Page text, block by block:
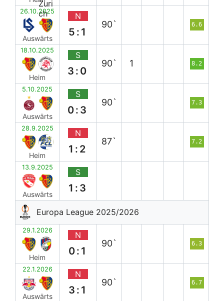
26.10.2025
Auswärts
N
5:1
90` 6.6
18.10.2025
Heim
S
3:0
90` 1 8.2
5.10.2025
Auswärts
S
0:3
90` 7.3
28.9.2025
Heim
N
1:2
87` 7.2
13.9.2025
Auswärts
S
1:3
Europa League 2025/2026
29.1.2026
Heim
N
0:1
90` 6.3
22.1.2026
Auswärts
N
3:1
90` 6.7